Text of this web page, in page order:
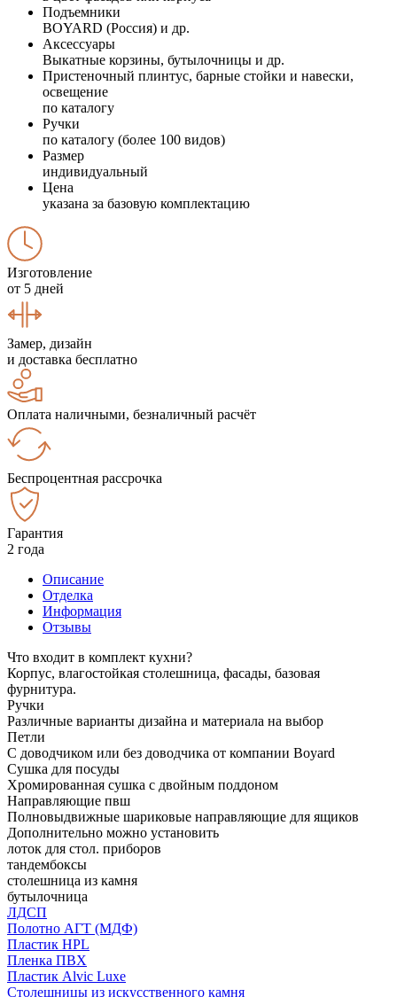
Подъемники
BOYARD (Россия) и др.
Аксессуары
Выкатные корзины, бутылочницы и др.
Пристеночный плинтус, барные стойки и навески,
освещение
по каталогу
Ручки
по каталогу (более 100 видов)
Размер
индивидуальный
Цена
указана за базовую комплектацию
Изготовление
от 5 дней
Замер, дизайн
и доставка бесплатно
Оплата наличными, безналичный расчёт
Беспроцентная рассрочка
Гарантия
2 года
Описание
Отделка
Информация
Отзывы
Что входит в комплект кухни?
Корпус, влагостойкая столешница, фасады, базовая
фурнитура.
Ручки
Различные варианты дизайна и материала на выбор
Петли
С доводчиком или без доводчика от компании Boyard
Сушка для посуды
Хромированная сушка с двойным поддоном
Направляющие пвш
Полновыдвижные шариковые направляющие для ящиков
Дополнительно можно установить
лоток для стол. приборов
тандембоксы
столешница из камня
бутылочница
ЛДСП
Полотно АГТ (МДФ)
Пластик HPL
Пленка ПВХ
Пластик Alvic Luxe
Столешницы из искусственного камня